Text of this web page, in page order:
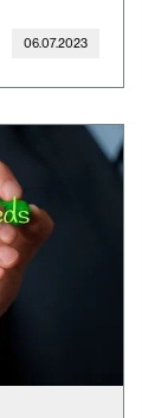
06.07.2023